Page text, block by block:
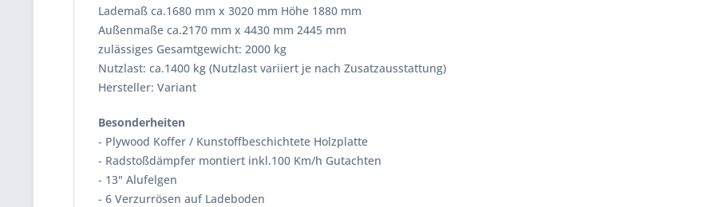
Lademaß ca.1680 mm x 3020 mm Höhe 1880 mm
Außenmaße ca.2170 mm x 4430 mm 2445 mm
zulässiges Gesamtgewicht: 2000 kg
Nutzlast: ca.1400 kg (Nutzlast variiert je nach Zusatzausstattung)
Hersteller: Variant
Besonderheiten
- Plywood Koffer / Kunstoffbeschichtete Holzplatte
- Radstoßdämpfer montiert inkl.100 Km/h Gutachten
- 13" Alufelgen
- 6 Verzurrösen auf Ladeboden